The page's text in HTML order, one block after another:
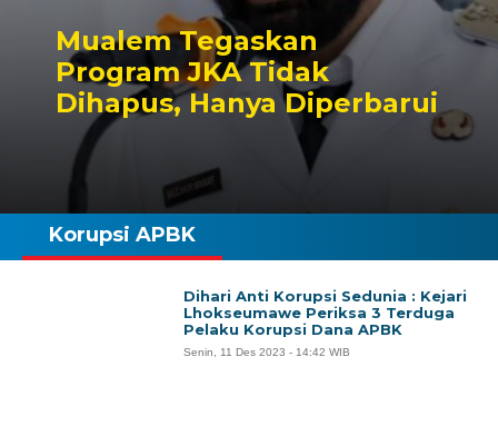
Mualem Tegaskan
Program JKA Tidak
Dihapus, Hanya Diperbarui
Korupsi APBK
Dihari Anti Korupsi Sedunia : Kejari
Lhokseumawe Periksa 3 Terduga
Pelaku Korupsi Dana APBK
Senin, 11 Des 2023 - 14:42 WIB